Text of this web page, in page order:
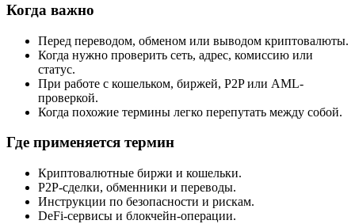
Когда важно
Перед переводом, обменом или выводом криптовалюты.
Когда нужно проверить сеть, адрес, комиссию или
статус.
При работе с кошельком, биржей, P2P или AML-
проверкой.
Когда похожие термины легко перепутать между собой.
Где применяется термин
Криптовалютные биржи и кошельки.
P2P-сделки, обменники и переводы.
Инструкции по безопасности и рискам.
DeFi-сервисы и блокчейн-операции.